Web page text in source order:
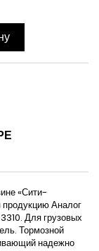
«Сити-
продукцию Аналог
Для грузовых
Тормозной
надежно